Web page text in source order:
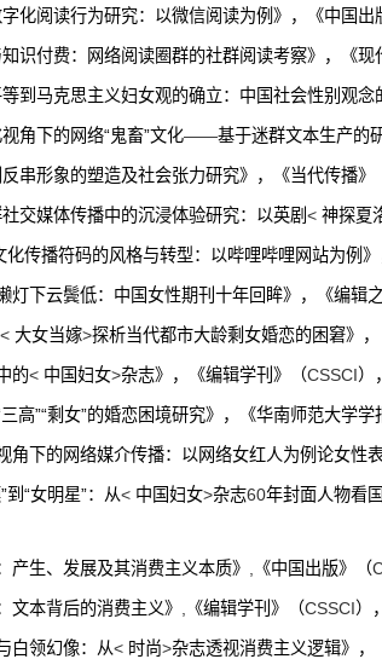
字化阅读行为研究：以微信阅读为例》，《中国出
知识付费：网络阅读圈群的社群阅读考察》，《现
等到马克思主义妇女观的确立：中国社会性别观
视角下的网络“鬼畜”文化——基于迷群文本生产的
反串形象的塑造及社会张力研究》，《当代传播》
社交媒体传播中的沉浸体验研究：以英剧< 神探夏
化传播符码的风格与转型：以哔哩哔哩网站为例
灯下云鬓低：中国女性期刊十年回眸》，《编辑
< 大女当嫁>探析当代都市大龄剩女婚恋的困窘》
的< 中国妇女>杂志》，《编辑学刊》（CSSCI） ，
三高”“剩女”的婚恋困境研究》，《华南师范大学
角下的网络媒介传播：以网络女红人为例论女性
到“女明星”：从< 中国妇女>杂志60年封面人物看
产生、发展及其消费主义本质》 《中国出版》（
文本背后的消费主义》 《编辑学刊》（CSSCI），
白领幻像：从< 时尚>杂志透视消费主义逻辑》，